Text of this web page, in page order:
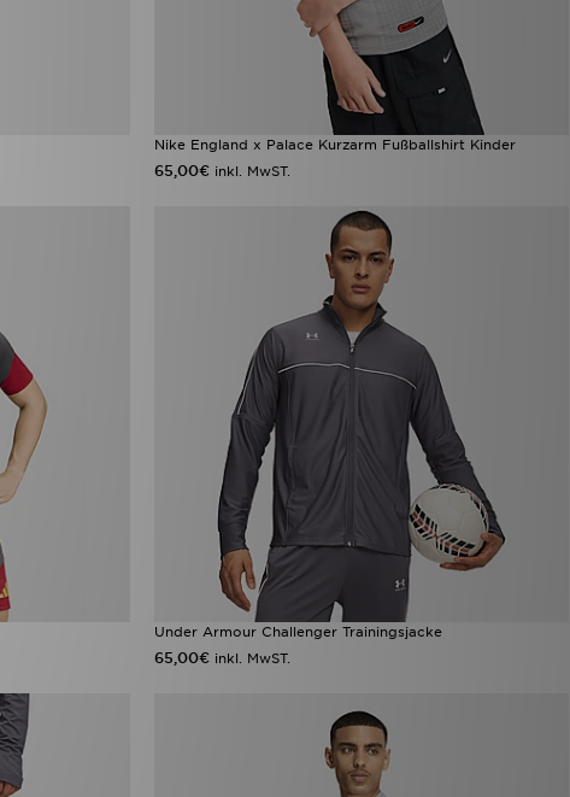
Nike England x Palace Kurzarm Fußballshirt Kinder
65,00€ inkl. MwST.
Under Armour Challenger Trainingsjacke
65,00€ inkl. MwST.